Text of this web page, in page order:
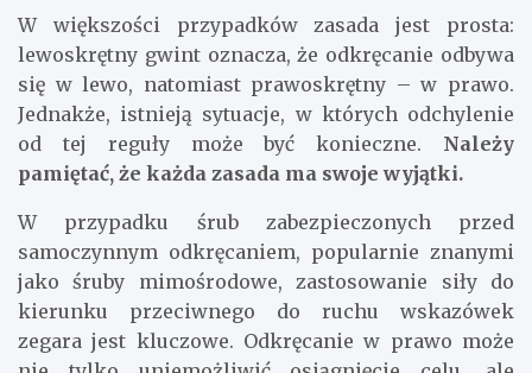
W większości przypadków zasada jest prosta:
lewoskrętny gwint oznacza, że odkręcanie odbywa
się w lewo, natomiast prawoskrętny – w prawo.
Jednakże, istnieją sytuacje, w których odchylenie
od tej reguły może być konieczne. Należy
pamiętać, że każda zasada ma swoje wyjątki.
W przypadku śrub zabezpieczonych przed
samoczynnym odkręcaniem, popularnie znanymi
jako śruby mimośrodowe, zastosowanie siły do
kierunku przeciwnego do ruchu wskazówek
zegara jest kluczowe. Odkręcanie w prawo może